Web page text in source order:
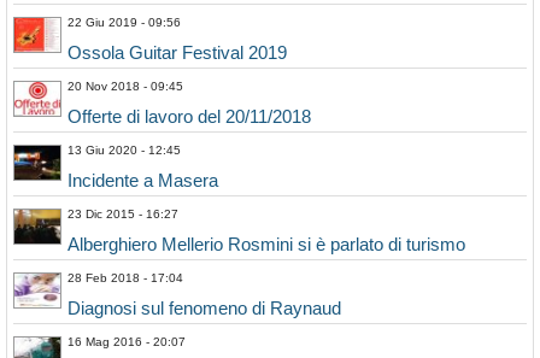
22 Giu 2019 - 09:56
Ossola Guitar Festival 2019
20 Nov 2018 - 09:45
Offerte di lavoro del 20/11/2018
13 Giu 2020 - 12:45
Incidente a Masera
23 Dic 2015 - 16:27
Alberghiero Mellerio Rosmini si è parlato di turismo
28 Feb 2018 - 17:04
Diagnosi sul fenomeno di Raynaud
16 Mag 2016 - 20:07